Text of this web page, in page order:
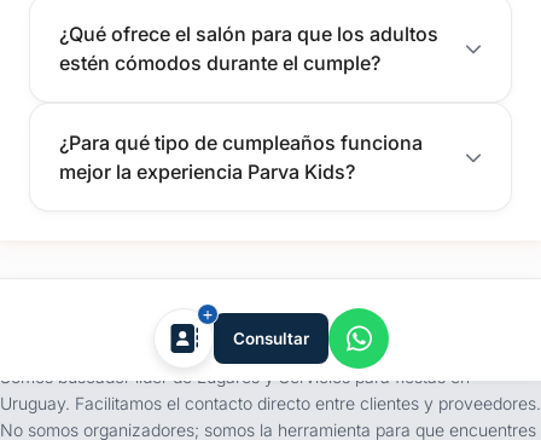
¿Qué ofrece el salón para que los adultos
estén cómodos durante el cumple?
¿Para qué tipo de cumpleaños funciona
mejor la experiencia Parva Kids?
Consultar
tufiesta.com.uy
Somos buscador líder de Lugares y Servicios para fiestas en
Uruguay. Facilitamos el contacto directo entre clientes y proveedores.
No somos organizadores; somos la herramienta para que encuentres